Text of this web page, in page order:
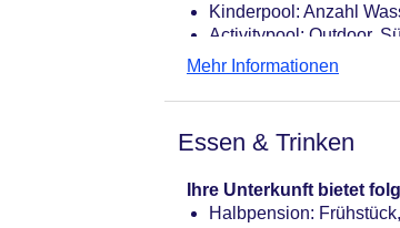
Kinderpool: Anzahl
Activitypool: Outdoor,
Whirlpool „Jacuzzi“:
Souvenirshop,
Diskothek/Nachtclub: ab
Internetcafe: gegen
Wäscheservice: gegen
Mehr Informationen
Essen & Trinken
Ihre Unterkunft bietet
Halbpension: